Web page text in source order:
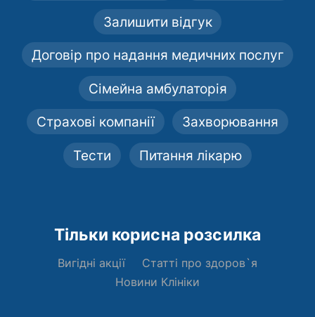
Залишити відгук
Договір про надання медичних послуг
Сімейна амбулаторія
Страхові компанії Захворювання
Тести Питання лікарю
Тільки корисна розсилка
Вигідні акції
Статті про здоров`я
Новини Клініки